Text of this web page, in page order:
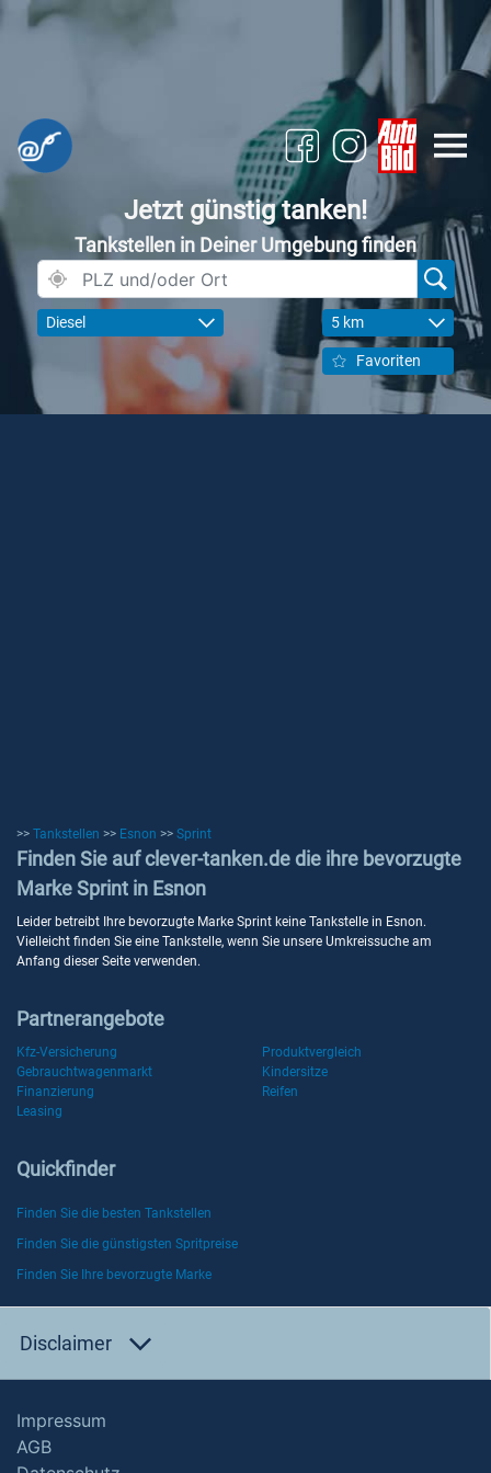
Jetzt günstig tanken!
Tankstellen in Deiner Umgebung finden
Diesel 5 km
Favoriten
>> Tankstellen >> Esnon >> Sprint
Finden Sie auf clever-tanken.de die ihre bevorzugte
Marke Sprint in Esnon
Leider betreibt Ihre bevorzugte Marke Sprint keine Tankstelle in Esnon.
Vielleicht finden Sie eine Tankstelle, wenn Sie unsere Umkreissuche am
Anfang dieser Seite verwenden.
Partnerangebote
Kfz-Versicherung
Produktvergleich
Gebrauchtwagenmarkt
Kindersitze
Finanzierung
Reifen
Leasing
Quickfinder
Finden Sie die besten Tankstellen
Finden Sie die günstigsten Spritpreise
Finden Sie Ihre bevorzugte Marke
Disclaimer
Impressum
AGB